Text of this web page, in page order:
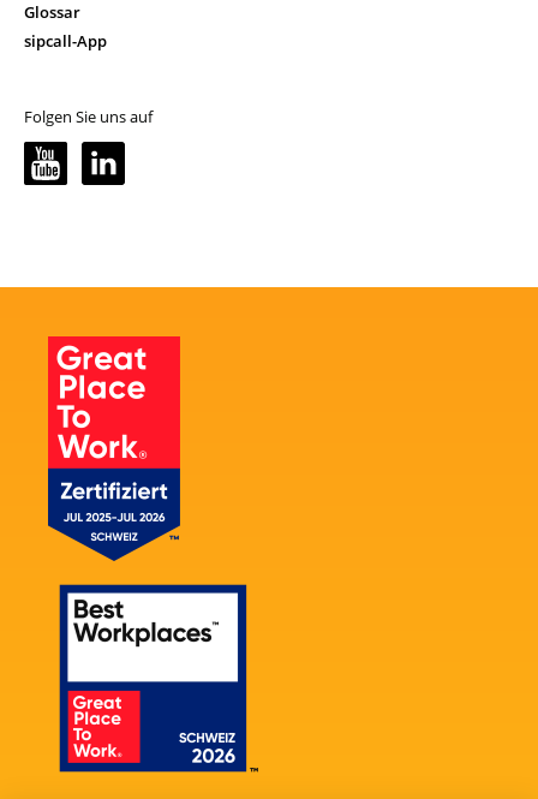
Glossar
sipcall-App
Folgen Sie uns auf